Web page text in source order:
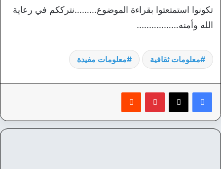
تكونوا استمتعتوا بقراءة الموضوع………نترككم في رعاية
الله وأمنه……………..
معلومات ثقافية معلومات مفيدة
بينتيريست